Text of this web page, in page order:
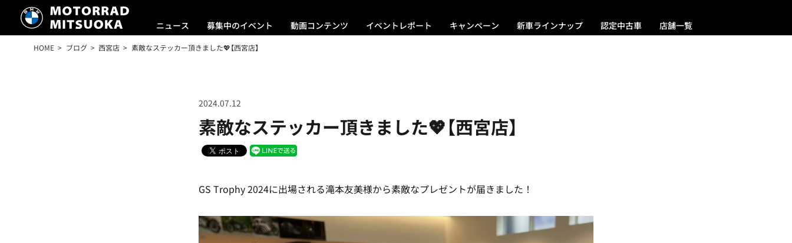
ニュース 募集中のイベント 動画コンテンツ イベントレポート キャンペーン 新車ラインナップ 認定中古車 店舗一覧
HOME ブログ 西宮店 素敵なステッカー頂きました💖【西宮店】
素敵なステッカー頂きました💖【西宮店】
2024.07.12
GS Trophy 2024に出場される滝本友美様から素敵なプレゼントが届きました！